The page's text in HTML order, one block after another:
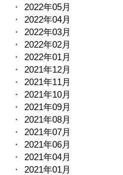
2022年05月
2022年04月
2022年03月
2022年02月
2022年01月
2021年12月
2021年11月
2021年10月
2021年09月
2021年08月
2021年07月
2021年06月
2021年04月
2021年01月